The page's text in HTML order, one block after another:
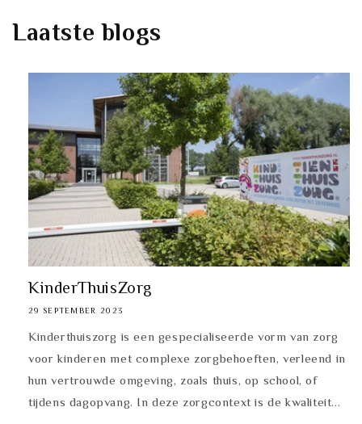
Laatste blogs
KinderThuisZorg
29 SEPTEMBER 2023
Kinderthuiszorg is een gespecialiseerde vorm van zorg
voor kinderen met complexe zorgbehoeften, verleend in
hun vertrouwde omgeving, zoals thuis, op school, of
tijdens dagopvang. In deze zorgcontext is de kwaliteit...